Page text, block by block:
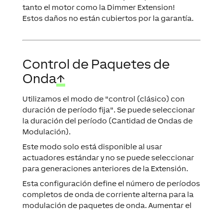
Estos daños no están cubiertos por la garantía.
Onda↑
Utilizamos el modo de "control (clásico) con
duración de período fija". Se puede seleccionar
la duración del período (Cantidad de Ondas de
Modulación).
Este modo solo está disponible al usar
actuadores estándar y no se puede seleccionar
para generaciones anteriores de la Extensión.
Esta configuración define el número de períodos
completos de onda de corriente alterna para la
modulación de paquetes de onda. Aumentar el
número de períodos de onda resulta en un